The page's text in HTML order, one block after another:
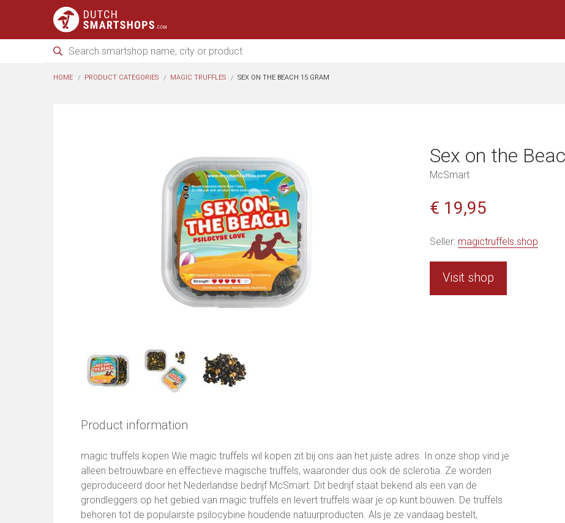
HOME PRODUCT CATEGORIES MAGIC TRUFFLES SEX ON THE BEACH 15 GRAM
Sex on the
McSmart
€ 19,95
Seller: magictruffels.shop
Visit shop
Product information
magic truffels kopen Wie magic truffels wil kopen zit bij ons aan het juiste adres. In onze shop vind je
alleen betrouwbare en effectieve magische truffels, waaronder dus ook de sclerotia. Ze worden
geproduceerd door het Nederlandse bedrijf McSmart. Dit bedrijf staat bekend als een van de
grondleggers op het gebied van magic truffels en levert truffels waar je op kunt bouwen. De truffels
behoren tot de populairste psilocybine houdende natuurproducten. Als je ze vandaag bestelt,